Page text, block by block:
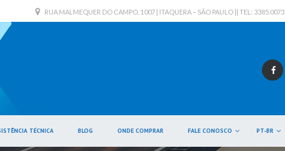
RUA MALMEQUER DO CAMPO, 1007 | ITAQUERA – SÃO PAULO || TEL: 3385.0073
TÉCNICA BLOG ONDE COMPRAR FALE CONOSCO PT-BR